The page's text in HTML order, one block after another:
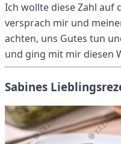
Ich wollte diese Zahl auf
versprach mir und
achten, uns Gutes tun
und ging mit mir diesen
Sabines